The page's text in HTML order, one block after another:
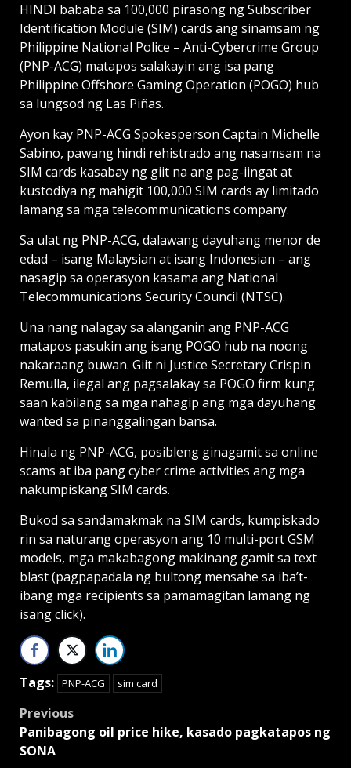
HINDI bababa sa 100,000 pirasong ng Subscriber
Identification Module (SIM) cards ang sinamsam ng
Philippine National Police – Anti-Cybercrime Group
(PNP-ACG) matapos salakayin ang isa pang
Philippine Offshore Ga­ming ­Operation (POGO) hub
sa lungsod ng Las Piñas.
Ayon kay PNP-ACG Spokesperson Captain Michelle
Sabino, pawang hindi rehistrado ang nasamsam na
SIM cards kasabay ng giit na ang pag-iingat at
kustodiya ng mahigit 100,000 SIM cards ay limitado
lamang sa mga telecommunications company.
Sa ulat ng PNP-ACG, dalawang dayuhang menor de
edad – isang Malaysian at isang Indonesian – ang
nasagip sa operasyon kasama ang National
Telecommunications Security Council (NTSC).
Una nang nalagay sa alanganin ang PNP-ACG
matapos pasukin ang isang POGO hub na noong
nakaraang buwan. Giit ni Justice Secretary Crispin
Remulla, ilegal ang pagsalakay sa POGO firm kung
saan kabilang sa mga nahagip ang mga dayuhang
wanted sa pinanggalingan bansa.
Hinala ng PNP-ACG, posibleng ginagamit sa online
scams at iba pang cyber crime activities ang mga
nakumpiskang SIM cards.
Bukod sa sandamakmak na SIM cards, kumpiskado
rin sa naturang operasyon ang 10 multi-port GSM
models, mga makabagong makinang gamit sa text
blast (pagpapadala ng bultong mensahe sa iba’t-
ibang mga reci­pients sa pamamagitan lamang ng
isang click).
Tags: PNP-ACG sim card
Post
navigation
Previous
Panibagong oil price hike, kasado pagkatapos ng
SONA